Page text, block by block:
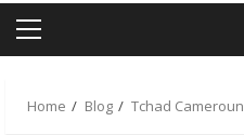
Primary
Home Blog Tchad Cameroun